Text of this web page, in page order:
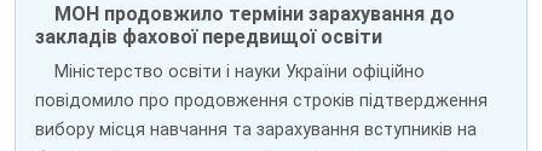
МОН продовжило терміни зарахування до
закладів фахової передвищої освіти
Міністерство освіти і науки України офіційно
повідомило про продовження строків підтвердження
вибору місця навчання та зарахування вступників на